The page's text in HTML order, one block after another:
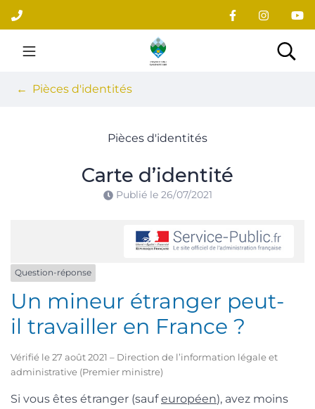
Aller
au
contenu
Site officiel du village
Pièces d'identités
Pièces d'identités
Carte d’identité
Publié le 26/07/2021
Question-réponse
Un mineur étranger peut-
il travailler en France ?
Vérifié le 27 août 2021 – Direction de l’information légale et
administrative (Premier ministre)
Si vous êtes étranger (saufeuropéen), avez moins